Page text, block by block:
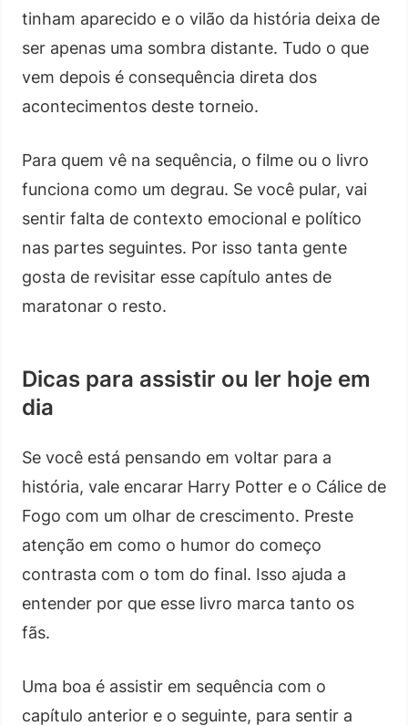
tinham aparecido e o vilão da história deixa de
ser apenas uma sombra distante. Tudo o que
vem depois é consequência direta dos
acontecimentos deste torneio.
Para quem vê na sequência, o filme ou o livro
funciona como um degrau. Se você pular, vai
sentir falta de contexto emocional e político
nas partes seguintes. Por isso tanta gente
gosta de revisitar esse capítulo antes de
maratonar o resto.
Dicas para assistir ou ler hoje em
dia
Se você está pensando em voltar para a
história, vale encarar Harry Potter e o Cálice de
Fogo com um olhar de crescimento. Preste
atenção em como o humor do começo
contrasta com o tom do final. Isso ajuda a
entender por que esse livro marca tanto os
fãs.
Uma boa é assistir em sequência com o
capítulo anterior e o seguinte, para sentir a